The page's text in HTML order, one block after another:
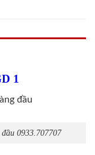
1
0933.707707